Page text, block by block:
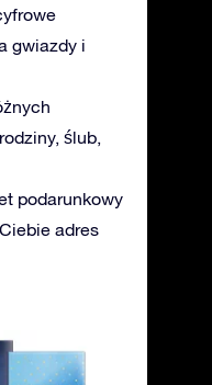
gwiazdy i
ślub,
podarunkowy
adres